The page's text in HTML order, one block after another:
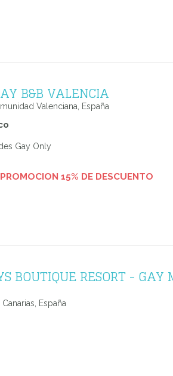
B&B VALENCIA
Valenciana, España
Gay Only
15% DE DESCUENTO
BOUTIQUE RESORT - GAY
España